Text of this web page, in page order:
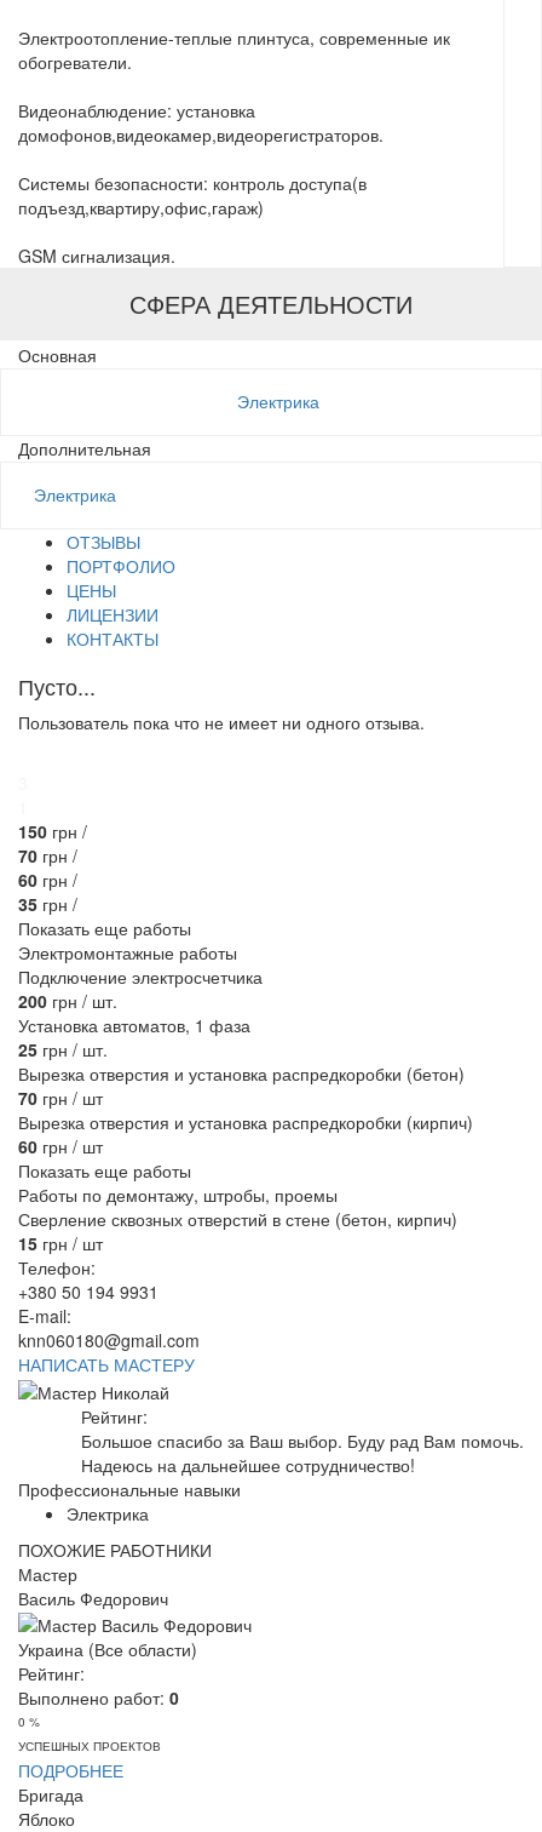
Электроотопление-теплые плинтуса, современные ик
обогреватели.
Видеонаблюдение: установка
домофонов,видеокамер,видеорегистраторов.
Системы безопасности: контроль доступа(в
подъезд,квартиру,офис,гараж)
GSM сигнализация.
СФЕРА ДЕЯТЕЛЬНОСТИ
Основная
Электрика
Дополнительная
Электрика
ОТЗЫВЫ
ПОРТФОЛИО
ЦЕНЫ
ЛИЦЕНЗИИ
КОНТАКТЫ
Пусто...
Пользователь пока что не имеет ни одного отзыва.
150 грн /
70 грн /
60 грн /
35 грн /
Показать еще работы
Электромонтажные работы
Подключение электросчетчика
200 грн / шт.
Установка автоматов, 1 фаза
25 грн / шт.
Вырезка отверстия и установка распредкоробки (бетон)
70 грн / шт
Вырезка отверстия и установка распредкоробки (кирпич)
60 грн / шт
Показать еще работы
Работы по демонтажу, штробы, проемы
Сверление сквозных отверстий в стене (бетон, кирпич)
15 грн / шт
Телефон:
+380 50 194 9931
E-mail:
knn060180@gmail.com
НАПИСАТЬ МАСТЕРУ
Рейтинг:
Большое спасибо за Ваш выбор. Буду рад Вам помочь.
Надеюсь на дальнейшее сотрудничество!
Профессиональные навыки
Электрика
ПОХОЖИЕ РАБОТНИКИ
Мастер
Василь Федорович
Украина (Все области)
Рейтинг:
Выполнено работ: 0
0 %
УСПЕШНЫХ ПРОЕКТОВ
ПОДРОБНЕЕ
Бригада
Яблоко